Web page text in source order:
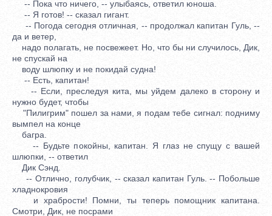
-- Пока что ничего, -- улыбаясь, ответил юноша.
-- Я готов! -- сказал гигант.
-- Погода сегодня отличная, -- продолжал капитан Гуль, --
да и ветер,
надо полагать, не посвежеет. Но, что бы ни случилось, Дик,
не спускай на
воду шлюпку и не покидай судна!
-- Есть, капитан!
-- Если, преследуя кита, мы уйдем далеко в сторону и
нужно будет, чтобы
"Пилигрим" пошел за нами, я подам тебе сигнал: подниму
вымпел на конце
багра.
-- Будьте покойны, капитан. Я глаз не спущу с вашей
шлюпки, -- ответил
Дик Сэнд.
-- Отлично, голубчик, -- сказал капитан Гуль. -- Побольше
хладнокровия
и храбрости! Помни, ты теперь помощник капитана.
Смотри, Дик, не посрами